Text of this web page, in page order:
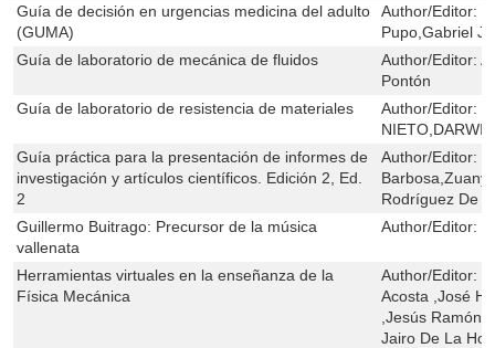
Guía de decisión en urgencias medicina del adulto
(GUMA)
Author/Editor:
Pupo,Gabriel
Guía de laboratorio de mecánica de fluidos
Author/Editor:
Pontón
Guía de laboratorio de resistencia de materiales
Author/Editor:
Guía práctica para la presentación de informes de
investigación y artículos científicos. Edición 2, Ed.
2
Author/Editor:
Barbosa,Zuany
Rodríguez De
Guillermo Buitrago: Precursor de la música
vallenata
Author/Editor:
Herramientas virtuales en la enseñanza de la
Física Mecánica
Author/Editor:
Acosta ,José
,Jesús Ramón
Jairo De La